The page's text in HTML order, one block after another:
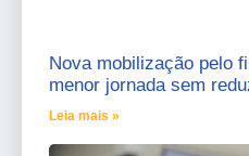
Nova mobilização pelo
menor jornada sem
Leia mais »